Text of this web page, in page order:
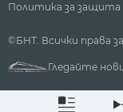
Политика за защита
©БНТ. Всички права
Гледайте